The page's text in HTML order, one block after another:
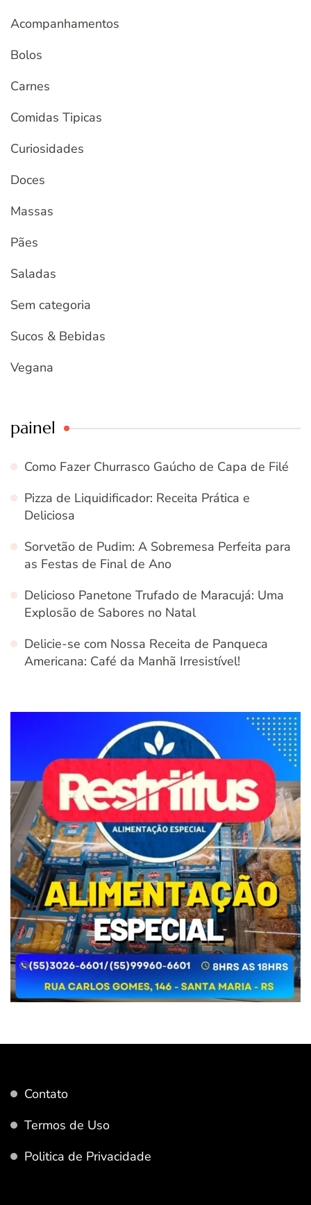
Acompanhamentos
Bolos
Carnes
Comidas Tipicas
Curiosidades
Doces
Massas
Pães
Saladas
Sem categoria
Sucos & Bebidas
Vegana
painel
Como Fazer Churrasco Gaúcho de Capa de Filé
Pizza de Liquidificador: Receita Prática e
Deliciosa
Sorvetão de Pudim: A Sobremesa Perfeita para
as Festas de Final de Ano
Delicioso Panetone Trufado de Maracujá: Uma
Explosão de Sabores no Natal
Delicie-se com Nossa Receita de Panqueca
Americana: Café da Manhã Irresistível!
Contato
Termos de Uso
Politica de Privacidade